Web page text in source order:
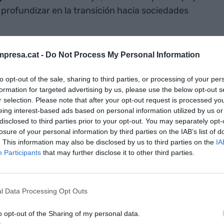
- Do Not Process My Personal Information
opt-out of the sale, sharing to third parties, or processing of your
for targeted advertising by us, please use the below opt-out
selection. Please note that after your opt-out request is processed
interest-based ads based on personal information utilized by us
to third parties prior to your opt-out. You may separately
of your personal information by third parties on the IAB’s list of
This information may also be disclosed by us to third parties on the
Participants that may further disclose it to other third parties.
Data Processing Opt Outs
opt-out of the Sharing of my personal data.
en la transición hacia sociedades
en el desarrollo de proyectos piloto 5G, que
aplicaciones", ha asegurado a través de un
Carlos Grau. El objetivo del acuerdo
internacional a los proyectos de 5G
Gerrit Jan van 't Veen, ha afirmado que "la
Barcelona extiende nuestra red con
y avanza en la puntera
innovación de Holanda". En concreto, los
organismos conjuntamente serán de los